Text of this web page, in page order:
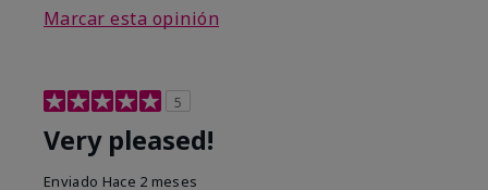
Marcar esta opinión
5
Very pleased!
Enviado Hace 2 meses